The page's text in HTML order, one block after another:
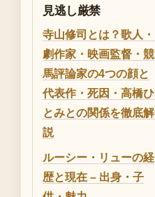
見逃し厳禁
寺山修司とは？歌人・
劇作家・映画監督・競
馬評論家の4つの顔と
代表作・死因・高橋ひ
とみとの関係を徹底解
説
ルーシー・リューの経
歴と現在 – 出身・子